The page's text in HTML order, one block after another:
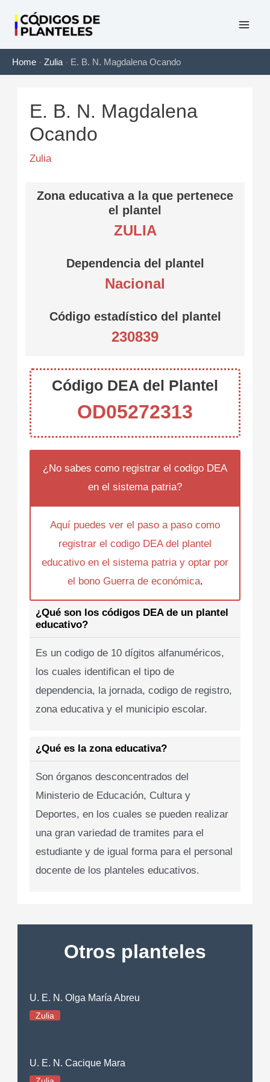
contenido
Home - Zulia - E. B. N. Magdalena Ocando
E. B. N. Magdalena
Ocando
Zulia
Zona educativa a la que pertenece
el plantel
ZULIA
Dependencia del plantel
Nacional
Código estadístico del plantel
230839
Código DEA del Plantel
OD05272313
¿No sabes como registrar el codigo DEA
en el sistema patria?
Aquí puedes ver el paso a paso como
registrar el codigo DEA del plantel
educativo en el sistema patria y optar por
el bono Guerra de económica.
¿Qué son los códigos DEA de un plantel
educativo?
Es un codigo de 10 dígitos alfanuméricos,
los cuales identifican el tipo de
dependencia, la jornada, codigo de registro,
zona educativa y el municipio escolar.
¿Qué es la zona educativa?
Son órganos desconcentrados del
Ministerio de Educación, Cultura y
Deportes, en los cuales se pueden realizar
una gran variedad de tramites para el
estudiante y de igual forma para el personal
docente de los planteles educativos.
Otros planteles
U. E. N. Olga María Abreu
Zulia
U. E. N. Cacique Mara